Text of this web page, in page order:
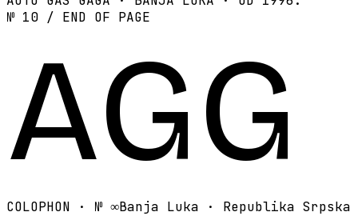
№ 10 / END OF PAGE
AGG
COLOPHON · № ∞Banja Luka · Republika Srpska